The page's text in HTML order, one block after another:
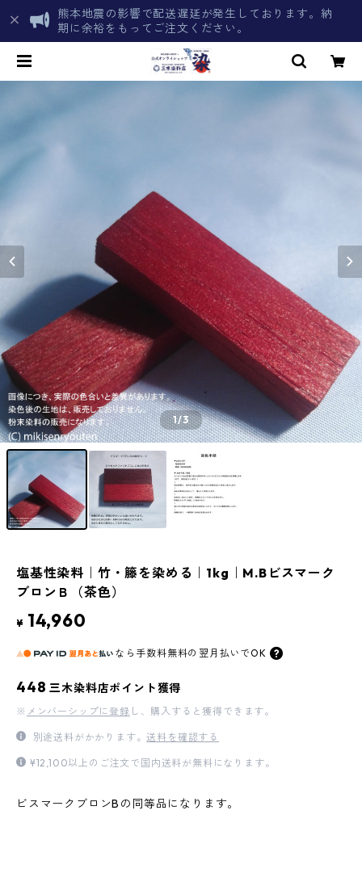
熊本地震の影響で配送遅延が発生しております。納
期に余裕をもってご注文ください。
1/3
塩基性染料｜竹・籐を染める｜1kg｜M.Bビスマーク
ブロンＢ（茶色）
¥ 14,960
なら 手数料無料の 翌月払いでOK
448 三木染料店ポイント獲得
※ メンバーシップに登録 し、購入すると獲得できます。
別途送料がかかります。送料を確認する
¥12,100以上のご注文で国内送料が無料になります。
ビスマークブロンBの同等品になります。